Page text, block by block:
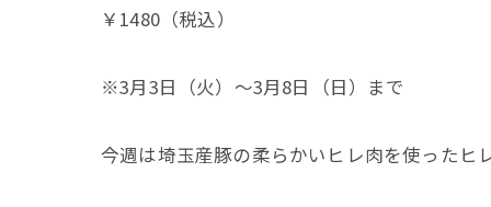
￥1480（税込）
※3月3日（火）～3月8日（日）まで
今週は埼玉産豚の柔らかいヒレ肉を使ったヒ